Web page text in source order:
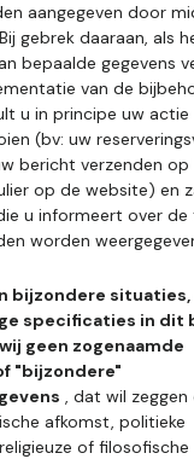
aangegeven door
gebrek daaraan, als
bepaalde gegevens
van de
u in principe uw actie
(bv: uw
bericht verzenden op
op de website) en
u informeert over de
worden
bijzondere situaties,
specificaties in dit
geen zogenaamde
"bijzondere"
, dat wil zeggen
afkomst, politieke
of filosofische